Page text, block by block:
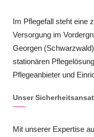
Im Pflegefall steht eine
Versorgung im
Georgen
stationären
Pflegeanbieter und
Unser
Mit unserer Expertise